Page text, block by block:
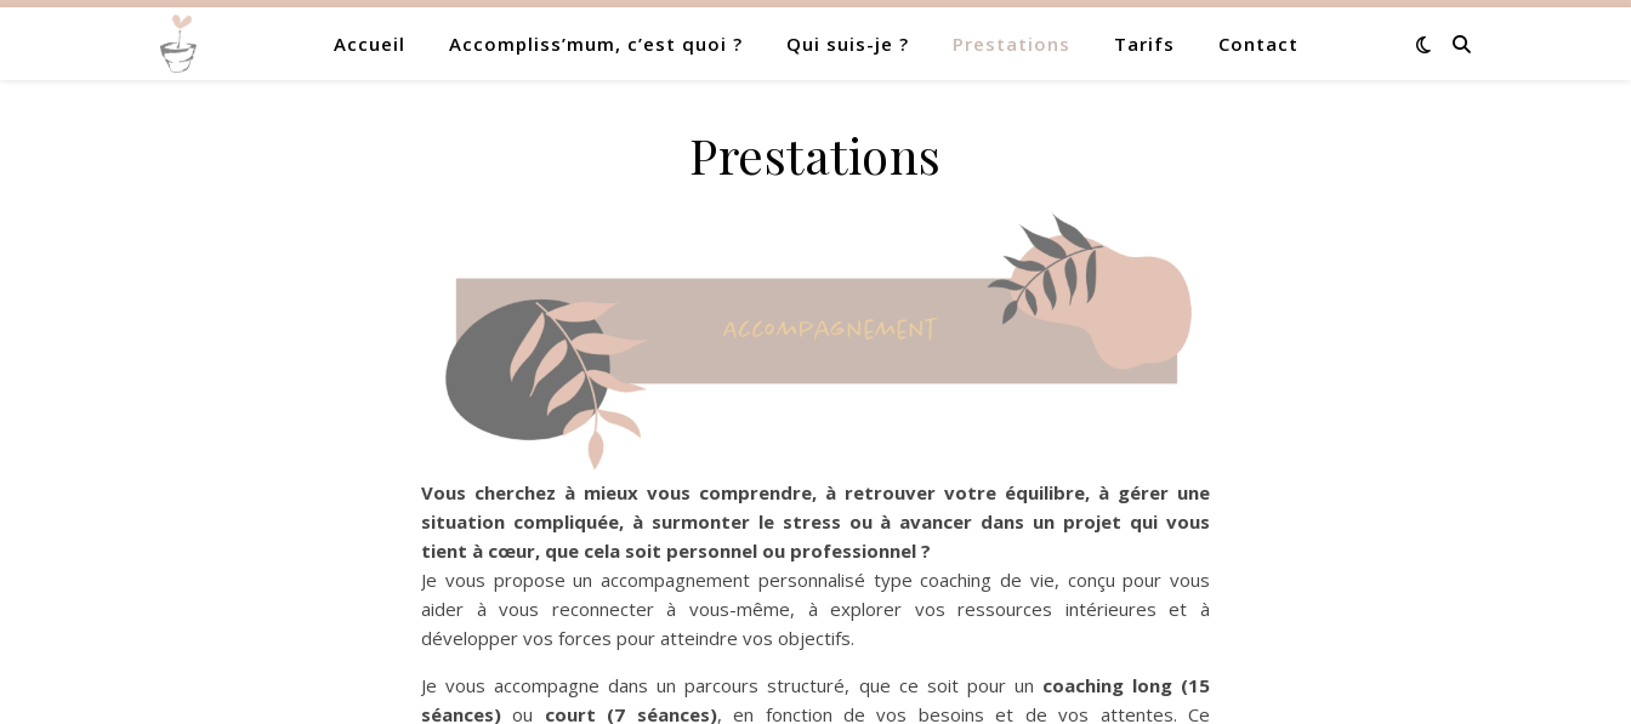
Accueil Accompliss’mum, c’est quoi ? Qui suis-je ? Prestations Tarifs Contact
Prestations
Vous cherchez à mieux vous comprendre, à retrouver votre équilibre, à gérer une
situation compliquée, à surmonter le stress ou à avancer dans un projet qui vous
tient à cœur, que cela soit personnel ou professionnel ?
Je vous propose un accompagnement personnalisé type coaching de vie, conçu pour vous
aider à vous reconnecter à vous-même, à explorer vos ressources intérieures et à
développer vos forces pour atteindre vos objectifs.
Je vous accompagne dans un parcours structuré, que ce soit pour un coaching long (15
séances)ou court (7 séances), en fonction de vos besoins et de vos attentes. Ce